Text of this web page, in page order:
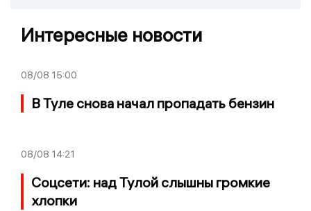
Интересные новости
08/08 15:00
В Туле снова начал пропадать бензин
08/08 14:21
Соцсети: над Тулой слышны громкие
хлопки